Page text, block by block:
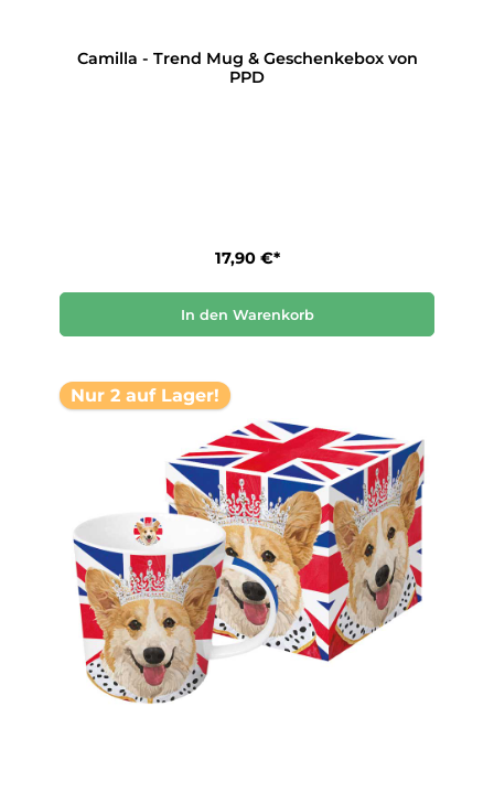
Camilla - Trend Mug & Geschenkebox von
PPD
17,90 €*
In den Warenkorb
Nur 2 auf Lager!